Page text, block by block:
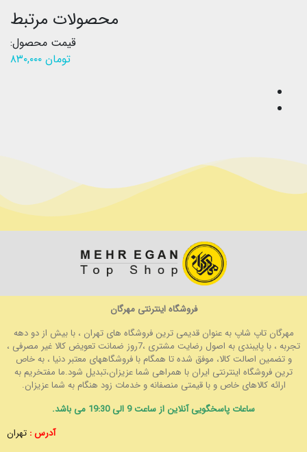
محصولات مرتبط
قیمت محصول:
تومان
فروشگاه اینترنتی مهرگان
مهرگان تاپ شاپ به عنوان قدیمی ترین فروشگاه های تهران ، با بیش از دو دهه
تجربه ، با پایبندی به اصول رضایت مشتری ،7روز ضمانت تعویض کالا غیر مصرفی ،
و تضمین اصالت کالا، موفق شده تا همگام با فروشگاههای معتبر دنیا ، به خاص
ترین فروشگاه اینترنتی ایران با همراهی شما عزیزان،تبدیل شود.ما مفتخریم به
ارائه کالاهای خاص و با قیمتی منصفانه و خدمات زود هنگام به شما عزیزان.
ساعات پاسخگویی آنلاین از ساعت 9 الی 19:30 می باشد.
آدرس : تهران